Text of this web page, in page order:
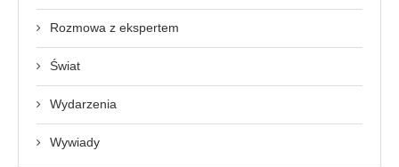
Rozmowa z ekspertem
Świat
Wydarzenia
Wywiady